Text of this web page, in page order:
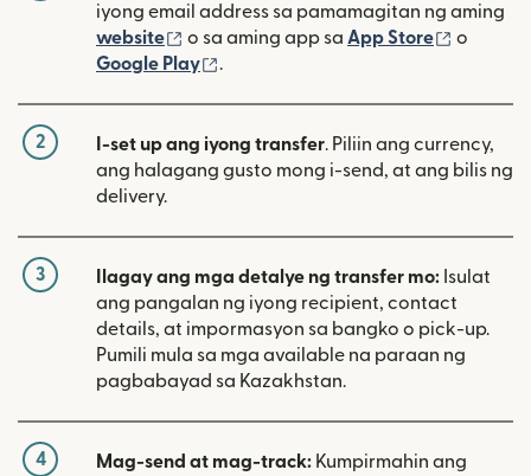
iyong email address sa pamamagitan ng aming
website
(bubukas sa bagong window)
o sa aming app sa App Store
o
Google Play
.
2 I-set up ang iyong transfer. Piliin ang currency,
ang halagang gusto mong i-send, at ang bilis ng
delivery.
3 Ilagay ang mga detalye ng transfer mo: Isulat
ang pangalan ng iyong recipient, contact
details, at impormasyon sa bangko o pick-up.
Pumili mula sa mga available na paraan ng
pagbabayad sa Kazakhstan.
4 Mag-send at mag-track: Kumpirmahin ang